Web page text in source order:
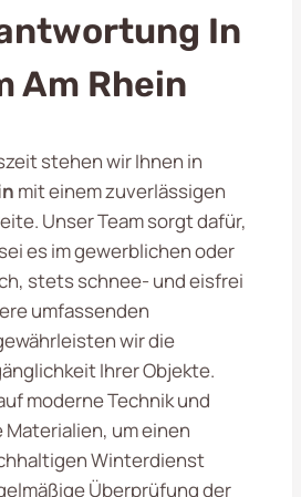
In
Am Rhein
stehen wir Ihnen in
mit einem zuverlässigen
Unser Team sorgt dafür,
es im gewerblichen oder
stets schnee- und eisfrei
umfassenden
wir die
Ihrer Objekte.
moderne Technik und
um einen
Winterdienst
Überprüfung der